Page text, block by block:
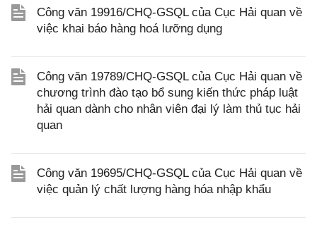
Công văn 19916/CHQ-GSQL của Cục Hải quan về
việc khai báo hàng hoá lưỡng dụng
Công văn 19789/CHQ-GSQL của Cục Hải quan về
chương trình đào tạo bổ sung kiến thức pháp luật
hải quan dành cho nhân viên đại lý làm thủ tục hải
quan
Công văn 19695/CHQ-GSQL của Cục Hải quan về
việc quản lý chất lượng hàng hóa nhập khẩu